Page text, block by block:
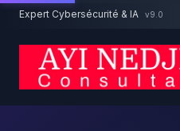
Aller au contenu principal
Expert Cybersécurité & IA v9.0
Un projet cybersécurité ?